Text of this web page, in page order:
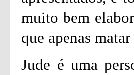
muito bem
que apenas
Jude é uma